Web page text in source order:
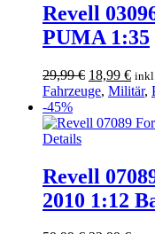
Revell
PUMA 1:35
29,99€
Preis
29,99 €
18,99 €
Fahrzeuge, Militär,
-45%
Details
Revell
2010 1:12